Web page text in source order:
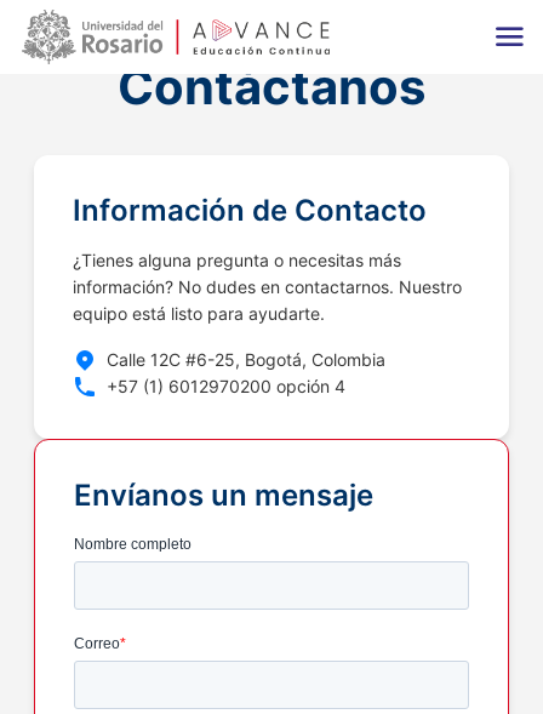
Main navigation
Contáctanos
Información de Contacto
¿Tienes alguna pregunta o necesitas más
información? No dudes en contactarnos. Nuestro
equipo está listo para ayudarte.
Calle 12C #6-25, Bogotá, Colombia
+57 (1) 6012970200 opción 4
Envíanos un mensaje